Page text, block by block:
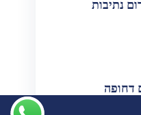
נתיבות
דחופה